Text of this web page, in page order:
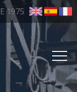
1975